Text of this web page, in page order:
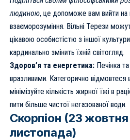
людиною, це допоможе вам вийти на
взаєморозуміння. Вільні Терези
цікавою особистістю з іншої
кардинально змінить їхній світогляд.
Здоров’я та енергетика: Печінка
вразливими. Категорично відмовтеся
мінімізуйте кількість жирної їжі в
пити більше чистої негазованої води.
Скорпіон (23 жовтня
листопада)